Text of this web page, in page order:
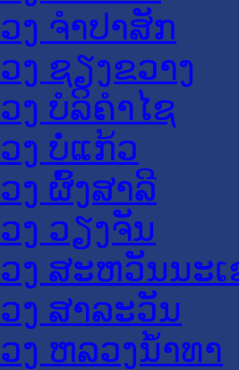
ງ ຈໍາປາສັກ
ງ ຊຽງຂວາງ
ງ ບໍລິຄໍາໄຊ
ງ ບໍ່ແກ້ວ
ງ ຜົ້ງສາລີ
ງ ວຽງຈັນ
ງ ສະຫວັນນະ
ງ ສາລະວັນ
ງ ຫລວງນໍ້າທາ